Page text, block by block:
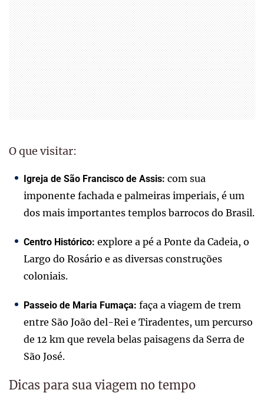
O que visitar:
Igreja de São Francisco de Assis: com sua
imponente fachada e palmeiras imperiais, é um
dos mais importantes templos barrocos do Brasil.
Centro Histórico: explore a pé a Ponte da Cadeia, o
Largo do Rosário e as diversas construções
coloniais.
Passeio de Maria Fumaça: faça a viagem de trem
entre São João del-Rei e Tiradentes, um percurso
de 12 km que revela belas paisagens da Serra de
São José.
Dicas para sua viagem no tempo